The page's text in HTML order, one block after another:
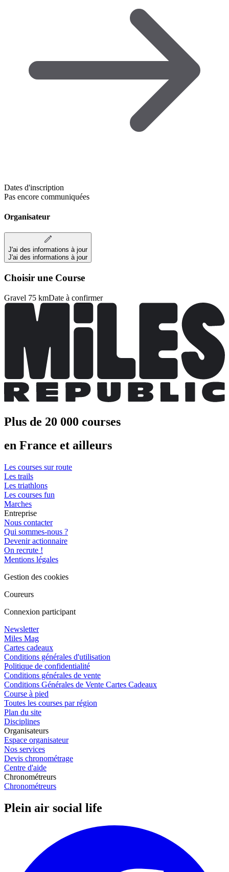
Dates d'inscription
Pas encore communiquées
Organisateur
J'ai des informations à jour
J'ai des informations à jour
Choisir une Course
Gravel 75 kmDate à confirmer
Plus de 20 000 courses
en France et ailleurs
Les courses sur route
Les trails
Les triathlons
Les courses fun
Marches
Entreprise
Nous contacter
Qui sommes-nous ?
Devenir actionnaire
On recrute !
Mentions légales
Gestion des cookies
Coureurs
Connexion participant
Newsletter
Miles Mag
Cartes cadeaux
Conditions générales d'utilisation
Politique de confidentialité
Conditions générales de vente
Conditions Générales de Vente Cartes Cadeaux
Course à pied
Toutes les courses par région
Plan du site
Disciplines
Organisateurs
Espace organisateur
Nos services
Devis chronométrage
Centre d'aide
Chronométreurs
Chronométreurs
Plein air social life